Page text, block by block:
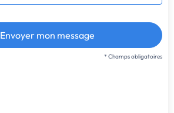
Envoyer mon message
* Champs obligatoires